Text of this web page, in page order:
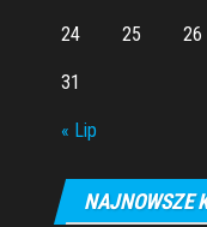
« Lip
24 25 26
31
NAJNOWSZE